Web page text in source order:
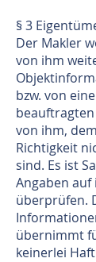
§ 3
Der Makler
von ihm
bzw. von
von ihm,
Richtigkeit
sind. Es ist
Angaben auf
überprüfen.
übernimmt
keinerlei